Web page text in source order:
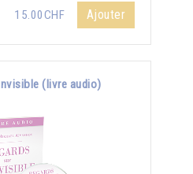
15.00CHF Ajouter
(livre audio)